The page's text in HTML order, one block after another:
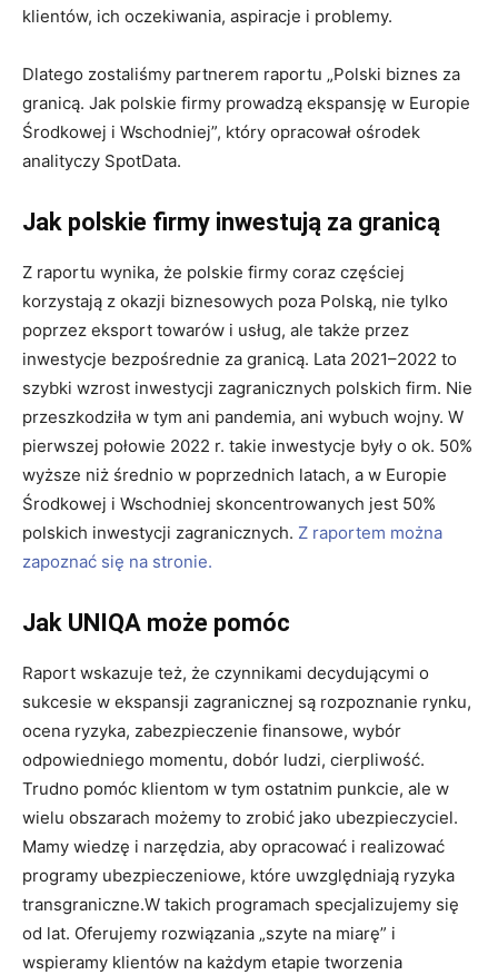
klientów, ich oczekiwania, aspiracje i problemy.
Dlatego zostaliśmy partnerem raportu „Polski biznes za
granicą. Jak polskie firmy prowadzą ekspansję w Europie
Środkowej i Wschodniej”, który opracował ośrodek
analityczy SpotData.
Jak polskie firmy inwestują za granicą
Z raportu wynika, że polskie firmy coraz częściej
korzystają z okazji biznesowych poza Polską, nie tylko
poprzez eksport towarów i usług, ale także przez
inwestycje bezpośrednie za granicą. Lata 2021–2022 to
szybki wzrost inwestycji zagranicznych polskich firm. Nie
przeszkodziła w tym ani pandemia, ani wybuch wojny. W
pierwszej połowie 2022 r. takie inwestycje były o ok. 50%
wyższe niż średnio w poprzednich latach, a w Europie
Środkowej i Wschodniej skoncentrowanych jest 50%
polskich inwestycji zagranicznych. Z raportem można
zapoznać się na stronie.
Jak UNIQA może pomóc
Raport wskazuje też, że czynnikami decydującymi o
sukcesie w ekspansji zagranicznej są rozpoznanie rynku,
ocena ryzyka, zabezpieczenie finansowe, wybór
odpowiedniego momentu, dobór ludzi, cierpliwość.
Trudno pomóc klientom w tym ostatnim punkcie, ale w
wielu obszarach możemy to zrobić jako ubezpieczyciel.
Mamy wiedzę i narzędzia, aby opracować i realizować
programy ubezpieczeniowe, które uwzględniają ryzyka
transgraniczne.W takich programach specjalizujemy się
od lat. Oferujemy rozwiązania „szyte na miarę” i
wspieramy klientów na każdym etapie tworzenia